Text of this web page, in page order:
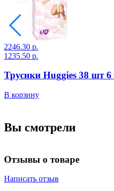
2246.30 р.
1235.50 р.
Трусики Huggies 38 шт 6
В корзину
Вы смотрели
Отзывы о товаре
Написать отзыв